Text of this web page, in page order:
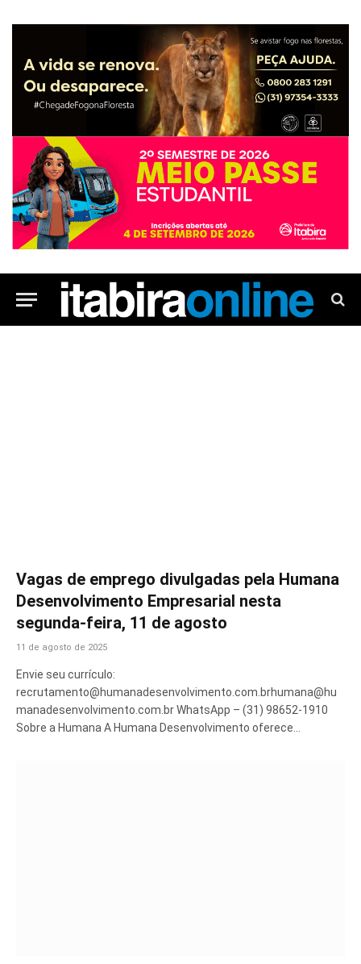
Vagas de emprego divulgadas pela Humana
Desenvolvimento Empresarial nesta
segunda-feira, 11 de agosto
11 de agosto de 2025
Envie seu currículo:
recrutamento@humanadesenvolvimento.com.brhumana@hu
manadesenvolvimento.com.br WhatsApp – (31) 98652-1910
Sobre a Humana A Humana Desenvolvimento oferece…